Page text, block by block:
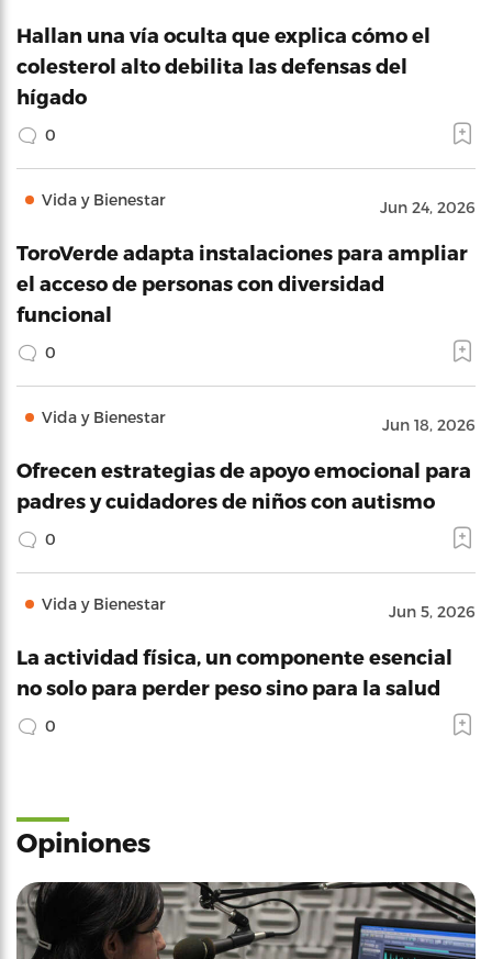
Hallan una vía oculta que explica cómo el
colesterol alto debilita las defensas del
hígado
0
Vida y Bienestar Jun 24, 2026
ToroVerde adapta instalaciones para ampliar
el acceso de personas con diversidad
funcional
0
Vida y Bienestar Jun 18, 2026
Ofrecen estrategias de apoyo emocional para
padres y cuidadores de niños con autismo
0
Vida y Bienestar Jun 5, 2026
La actividad física, un componente esencial
no solo para perder peso sino para la salud
0
Opiniones